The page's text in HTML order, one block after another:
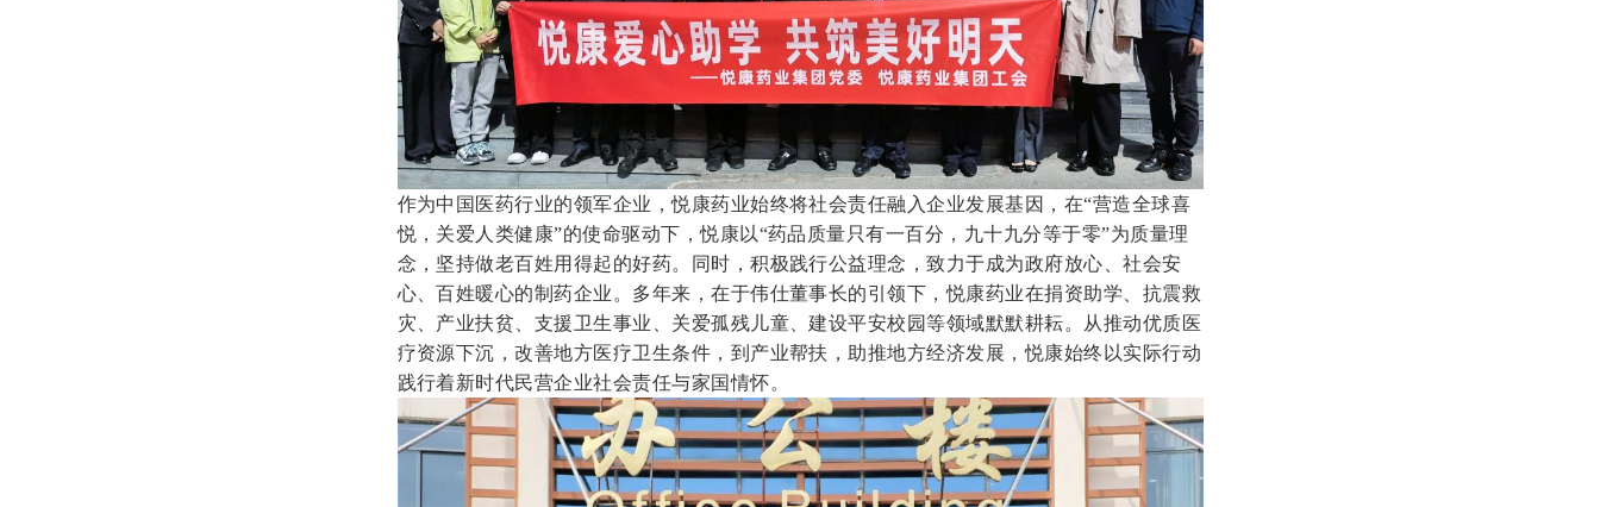
作为中国医药行业的领军企业，悦康药业始终将社会责任融入企业发展基因，在“营造全球喜
悦，关爱人类健康”的使命驱动下，悦康以“药品质量只有一百分，九十九分等于零”为质量理
念，坚持做老百姓用得起的好药。同时，积极践行公益理念，致力于成为政府放心、社会安
心、百姓暖心的制药企业。多年来，在于伟仕董事长的引领下，悦康药业在捐资助学、抗震救
灾、产业扶贫、支援卫生事业、关爱孤残儿童、建设平安校园等领域默默耕耘。从推动优质医
疗资源下沉，改善地方医疗卫生条件，到产业帮扶，助推地方经济发展，悦康始终以实际行动
践行着新时代民营企业社会责任与家国情怀。